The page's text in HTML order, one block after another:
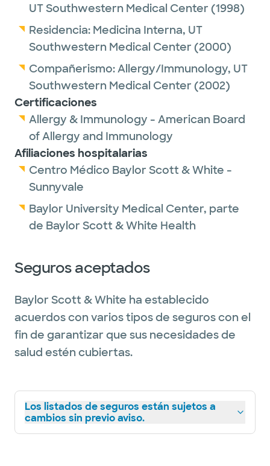
UT Southwestern Medical Center (1998)
Residencia: Medicina Interna, UT
Southwestern Medical Center (2000)
Compañerismo:Allergy/Immunology, UT
Southwestern Medical Center (2002)
Certificaciones
Allergy & Immunology - American Board
of Allergy and Immunology
Afiliaciones hospitalarias
Centro Médico Baylor Scott & White -
Sunnyvale
Baylor University Medical Center, parte
de Baylor Scott & White Health
Seguros aceptados
Baylor Scott & White ha establecido
acuerdos con varios tipos de seguros con el
fin de garantizar que sus necesidades de
salud estén cubiertas.
Los listados de seguros están sujetos a
cambios sin previo aviso.